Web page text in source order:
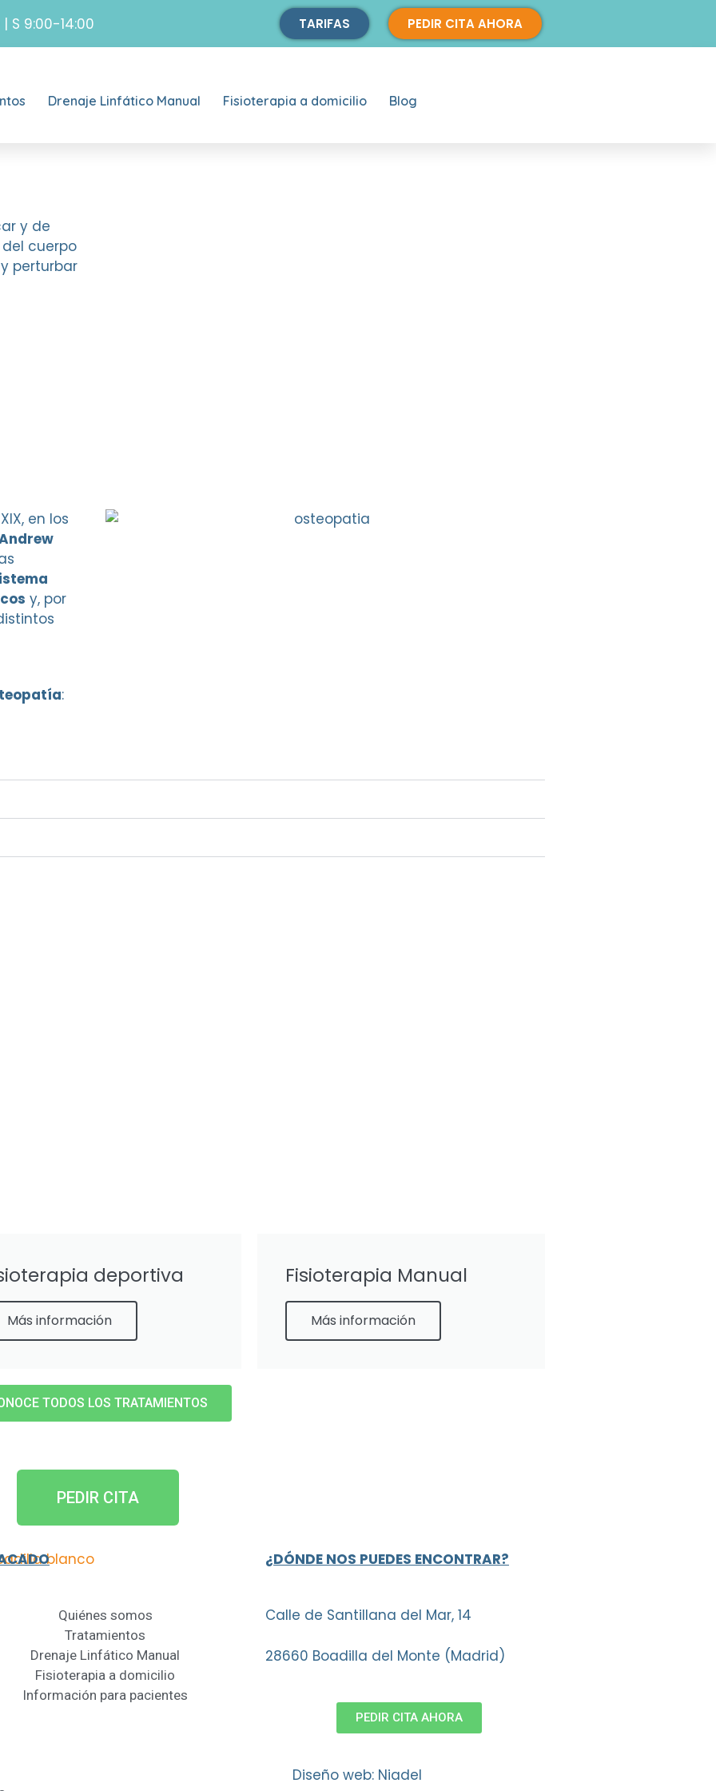
S 9:00-14:00 TARIFAS PEDIR CITA AHORA
Drenaje Linfático Manual Fisioterapia a domicilio Blog
y de
cuerpo
perturbar
en los
y, por
:
deportiva
Más información
Fisioterapia Manual
Más información
TODOS LOS TRATAMIENTOS
PEDIR CITA
Quiénes somos
Tratamientos
Drenaje Linfático Manual
Fisioterapia a domicilio
Información para pacientes
¿DÓNDE NOS PUEDES ENCONTRAR?
Calle de Santillana del Mar, 14
28660 Boadilla del Monte (Madrid)
PEDIR CITA AHORA
Diseño web: Niadel